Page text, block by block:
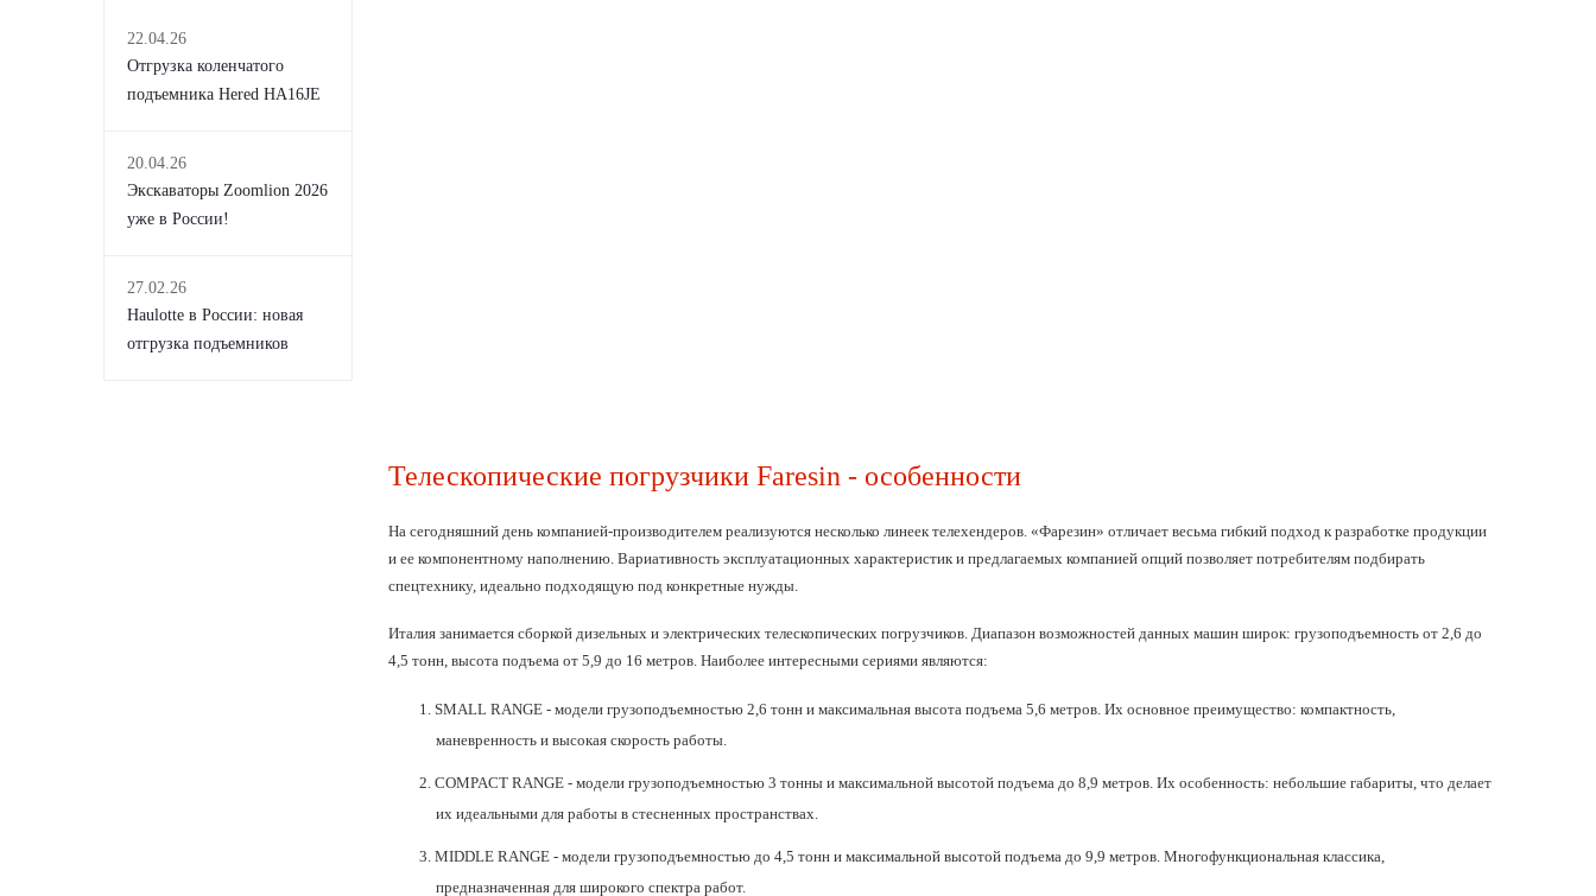
22.04.26
Отгрузка коленчатого
подъемника Hered HA16JE
20.04.26
Экскаваторы Zoomlion 2026
уже в России!
27.02.26
Haulotte в России: новая
отгрузка подъемников
Телескопические погрузчики Faresin - особенности
На сегодняшний день компанией-производителем реализуются несколько линеек телехендеров. «Фарезин» отличает весьма гибкий подход к разработке продукции
и ее компонентному наполнению. Вариативность эксплуатационных характеристик и предлагаемых компанией опций позволяет потребителям подбирать
спецтехнику, идеально подходящую под конкретные нужды.
Италия занимается сборкой дизельных и электрических телескопических погрузчиков. Диапазон возможностей данных машин широк: грузоподъемность от 2,6 до
4,5 тонн, высота подъема от 5,9 до 16 метров. Наиболее интересными сериями являются:
SMALL RANGE - модели грузоподъемностью 2,6 тонн и максимальная высота подъема 5,6 метров. Их основное преимущество: компактность,
маневренность и высокая скорость работы.
COMPACT RANGE - модели грузоподъемностью 3 тонны и максимальной высотой подъема до 8,9 метров. Их особенность: небольшие габариты, что делает
их идеальными для работы в стесненных пространствах.
MIDDLE RANGE - модели грузоподъемностью до 4,5 тонн и максимальной высотой подъема до 9,9 метров. Многофункциональная классика,
предназначенная для широкого спектра работ.